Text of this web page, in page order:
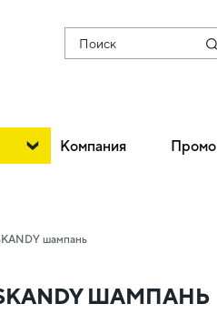
Поиск
Компания Промо
шампань
ШАМПАНЬ